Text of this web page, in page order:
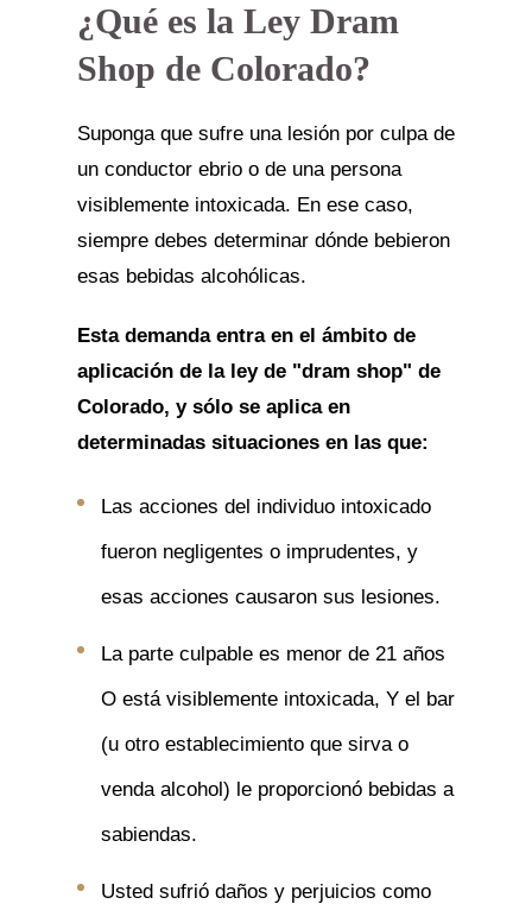
¿Qué es la Ley Dram
Shop de Colorado?
Suponga que sufre una lesión por culpa de
un conductor ebrio o de una persona
visiblemente intoxicada. En ese caso,
siempre debes determinar dónde bebieron
esas bebidas alcohólicas.
Esta demanda entra en el ámbito de
aplicación de la ley de "dram shop" de
Colorado, y sólo se aplica en
determinadas situaciones en las que:
Las acciones del individuo intoxicado
fueron negligentes o imprudentes, y
esas acciones causaron sus lesiones.
La parte culpable es menor de 21 años
O está visiblemente intoxicada, Y el bar
(u otro establecimiento que sirva o
venda alcohol) le proporcionó bebidas a
sabiendas.
Usted sufrió daños y perjuicios como